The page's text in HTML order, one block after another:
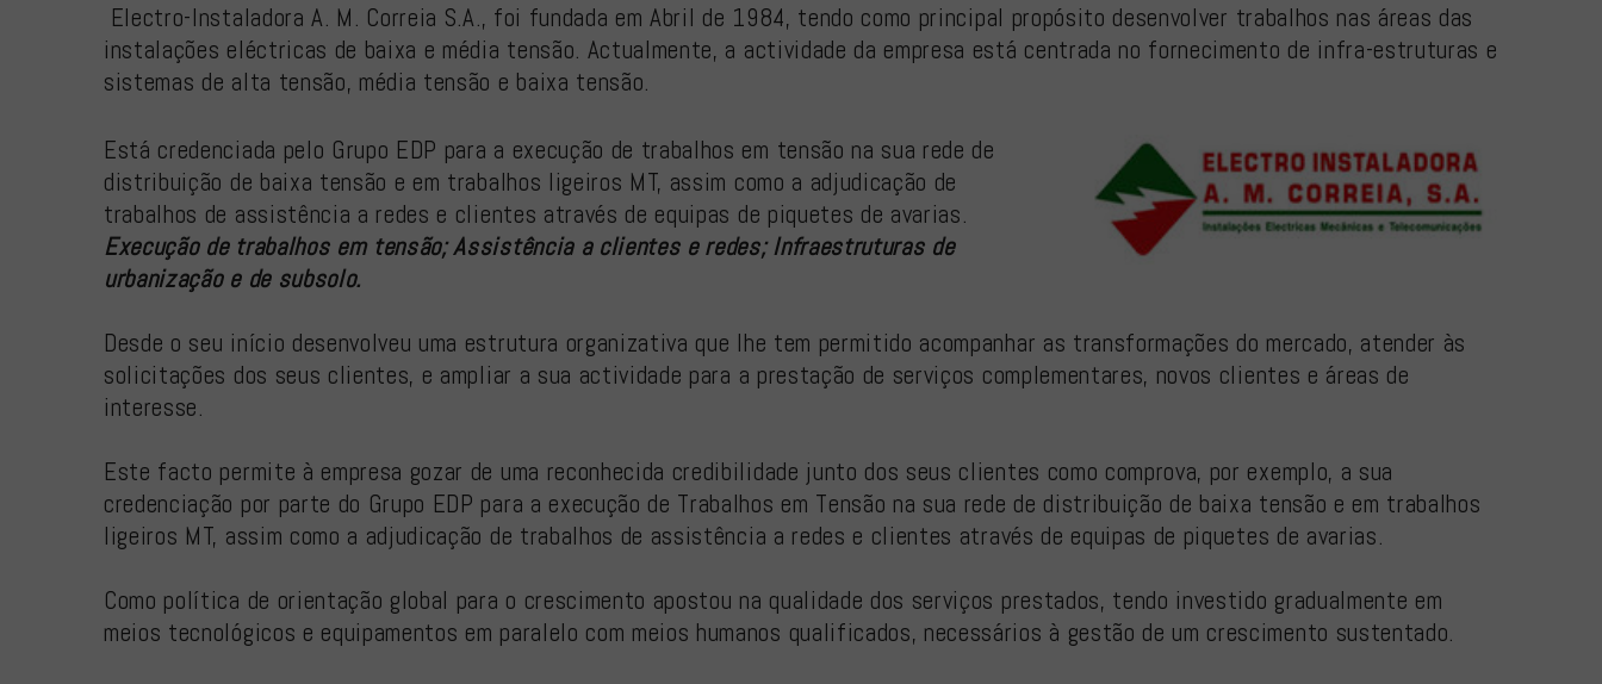
Electro-Instaladora A. M. Correia S.A., foi fundada em Abril de 1984, tendo como principal propósito desenvolver trabalhos nas áreas das
instalações eléctricas de baixa e média tensão. Actualmente, a actividade da empresa está centrada no fornecimento de infra-estruturas e
sistemas de alta tensão, média tensão e baixa tensão.
Está credenciada pelo Grupo EDP para a execução de trabalhos em tensão na sua rede de
distribuição de baixa tensão e em trabalhos ligeiros MT, assim como a adjudicação de
trabalhos de assistência a redes e clientes através de equipas de piquetes de avarias.
Execução de trabalhos em tensão; Assistência a clientes e redes; Infraestruturas de
urbanização e de subsolo.
Desde o seu início desenvolveu uma estrutura organizativa que lhe tem permitido acompanhar as transformações do mercado, atender às
solicitações dos seus clientes, e ampliar a sua actividade para a prestação de serviços complementares, novos clientes e áreas de
interesse.
Este facto permite à empresa gozar de uma reconhecida credibilidade junto dos seus clientes como comprova, por exemplo, a sua
credenciação por parte do Grupo EDP para a execução de Trabalhos em Tensão na sua rede de distribuição de baixa tensão e em trabalhos
ligeiros MT, assim como a adjudicação de trabalhos de assistência a redes e clientes através de equipas de piquetes de avarias.
Como política de orientação global para o crescimento apostou na qualidade dos serviços prestados, tendo investido gradualmente em
meios tecnológicos e equipamentos em paralelo com meios humanos qualificados, necessários à gestão de um crescimento sustentado.